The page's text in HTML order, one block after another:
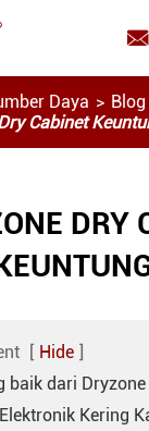

Daya
Blog
Cabinet
DRY
[ Hide ]
baik dari
Kering